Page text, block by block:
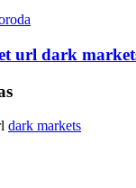
url dark
dark markets